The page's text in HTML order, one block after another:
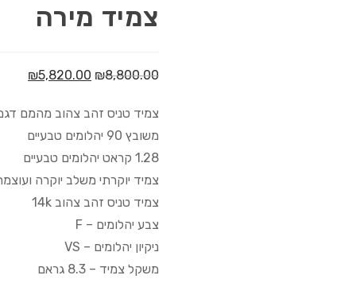
צמיד מירה
₪8,800.00
₪5,820.00
צמיד טניס זהב צהוב מהמם
משובץ 90 יהלומים טבעיים
1.28 קראט יהלומים טבעיים
צמיד יוקרתי משלב יוקרה
צמיד טניס זהב צהוב 14k
צבע יהלומים – F
ניקיון יהלומים – VS
משקל צמיד – 8.3 גראם